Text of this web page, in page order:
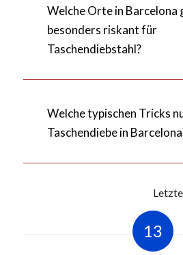
Welche Orte in Barcelona
besonders riskant für
Taschendiebstahl?
Welche typischen Tricks
Taschendiebe in
13